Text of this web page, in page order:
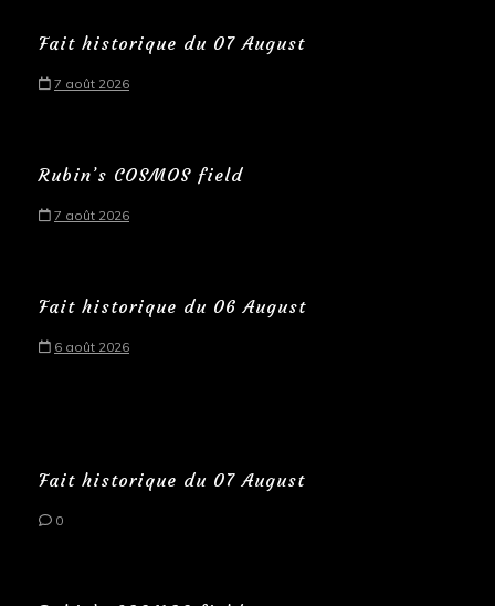
Fait historique du 07 August
7 août 2026
Rubin’s COSMOS field
7 août 2026
Fait historique du 06 August
6 août 2026
Fait historique du 07 August
0